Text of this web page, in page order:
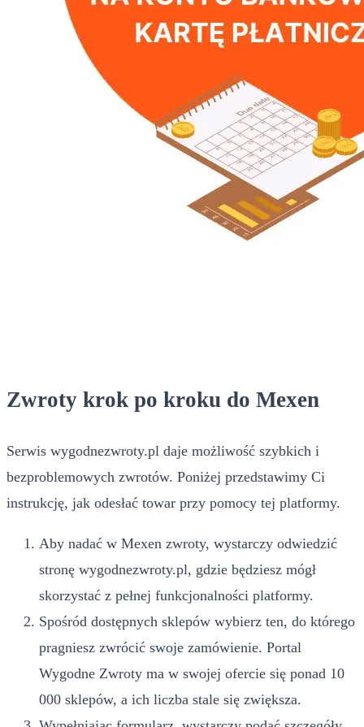
Zwroty krok po kroku do Mexen
Serwis wygodnezwroty.pl daje możliwość szybkich i
bezproblemowych zwrotów. Poniżej przedstawimy Ci
instrukcję, jak odesłać towar przy pomocy tej platformy.
Aby nadać w Mexen zwroty, wystarczy odwiedzić
stronę wygodnezwroty.pl, gdzie będziesz mógł
skorzystać z pełnej funkcjonalności platformy.
Spośród dostępnych sklepów wybierz ten, do którego
pragniesz zwrócić swoje zamówienie. Portal
Wygodne Zwroty ma w swojej ofercie się ponad 10
000 sklepów, a ich liczba stale się zwiększa.